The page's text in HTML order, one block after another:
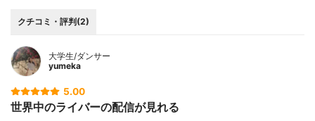
クチコミ・評判(2)
大学生/ダンサー
yumeka
5.00
世界中のライバーの配信が見れる